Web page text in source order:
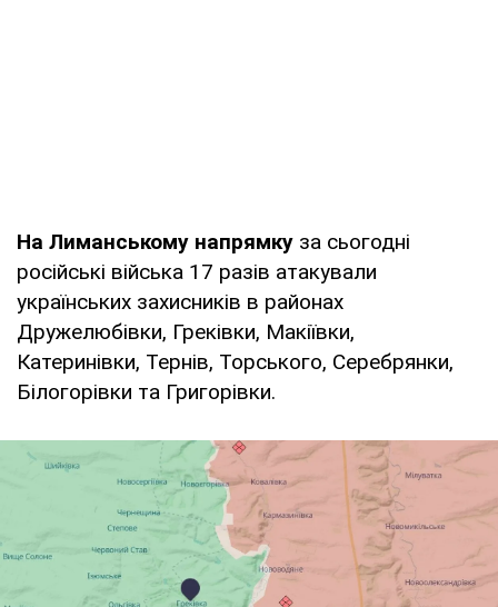
На Лиманському напрямку за сьогодні
російські війська 17 разів атакували
українських захисників в районах
Дружелюбівки, Греківки, Макіївки,
Катеринівки, Тернів, Торського, Серебрянки,
Білогорівки та Григорівки.